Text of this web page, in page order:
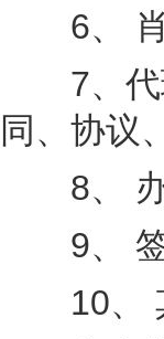
6、 肖
7、代理
同、协议
8、 办
9、 签
10、 其